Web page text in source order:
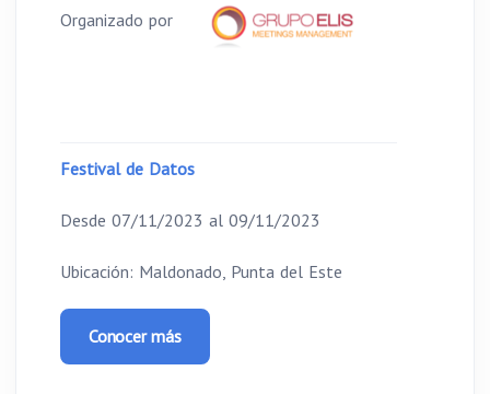
Organizado por
Festival de Datos
Desde 07/11/2023 al 09/11/2023
Ubicación: Maldonado, Punta del Este
Conocer más